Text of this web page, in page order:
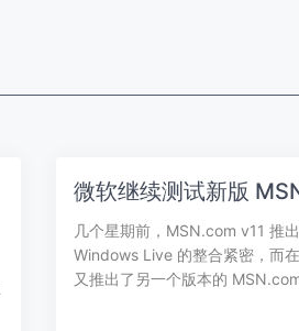
微软继续测试新版
几个星期前，MSN.com v11 推
Windows Live 的整合紧密，而
又推出了另一个版本的